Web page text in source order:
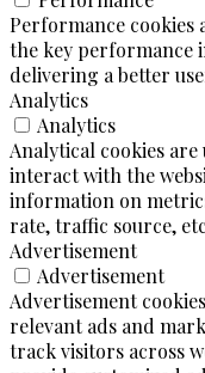
Performance cookies
the key performance
delivering a better
Analytics
Analytics
Analytical cookies
interact with the
information on
rate, traffic source,
Advertisement
Advertisement
Advertisement
relevant ads and
track visitors across